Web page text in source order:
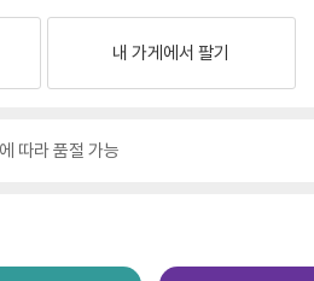
내 가게에서 팔기
따라 품절 가능